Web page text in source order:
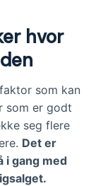
hvor
som kan
som er godt
seg flere
Det er
i gang med